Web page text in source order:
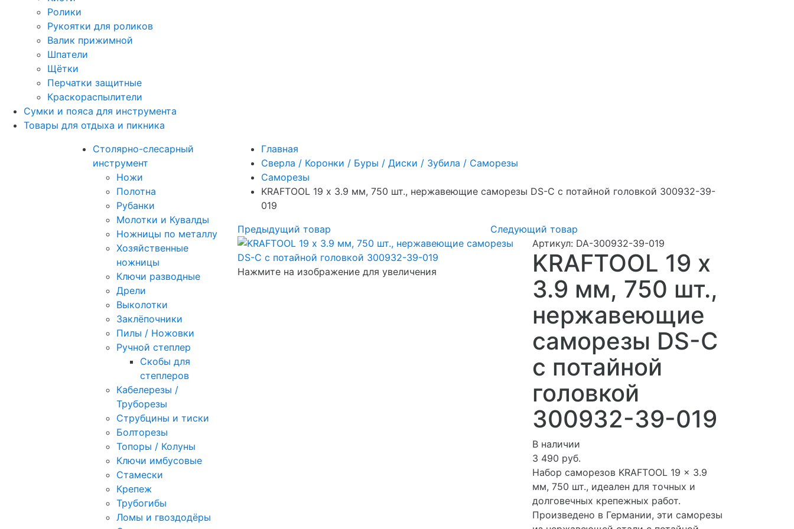
Ролики
Рукоятки для роликов
Валик прижимной
Шпатели
Щётки
Перчатки защитные
Краскораспылители
Сумки и пояса для инструмента
Товары для отдыха и пикника
Столярно-слесарный
инструмент
Ножи
Полотна
Рубанки
Молотки и Кувалды
Ножницы по металлу
Хозяйственные
ножницы
Ключи разводные
Дрели
Выколотки
Заклёпочники
Пилы / Ножовки
Ручной степлер
Скобы для
степлеров
Кабелерезы /
Труборезы
Струбцины и тиски
Болторезы
Топоры / Колуны
Ключи имбусовые
Стамески
Крепеж
Трубогибы
Ломы и гвоздодёры
Главная
Сверла / Коронки / Буры / Диски / Зубила / Саморезы
Саморезы
KRAFTOOL 19 х 3.9 мм, 750 шт., нержавеющие саморезы DS-C с потайной головкой 300932-39-
019
Предыдущий товар
Следующий товар
Нажмите на изображение для увеличения
Артикул: DA-300932-39-019
KRAFTOOL 19 х
3.9 мм, 750 шт.,
нержавеющие
саморезы DS-C
с потайной
головкой
300932-39-019
В наличии
3 490 руб.
Набор саморезов KRAFTOOL 19 x 3.9
мм, 750 шт., идеален для точных и
долговечных крепежных работ.
Произведено в Германии, эти саморезы